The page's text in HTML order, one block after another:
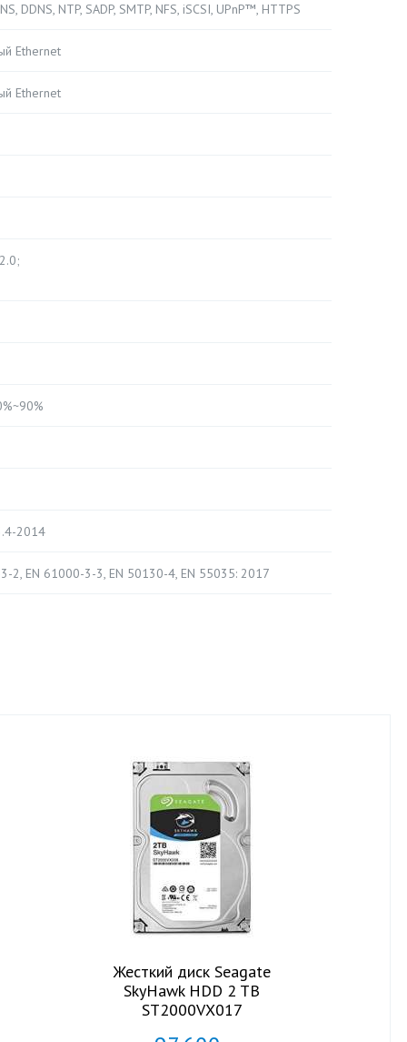
DDNS, NTP, SADP, SMTP, NFS, iSCSI, UPnP™, HTTPS
Ethernet
Ethernet
2014
2, EN 61000-3-3, EN 50130-4, EN 55035: 2017
Жесткий диск Seagate
SkyHawk HDD 2 TB
ST2000VX017